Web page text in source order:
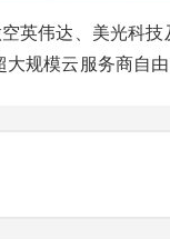
英伟达、美光科
规模云服务商自